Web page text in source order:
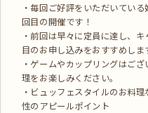
・毎回ご好評をいただいてい
回目の開催です！
・前回は早々に定員に達し、
目のお申し込みをおすすめしま
・ゲームやカップリングはご
理をお楽しみください。
・ビュッフェスタイルのお料
性のアピールポイント